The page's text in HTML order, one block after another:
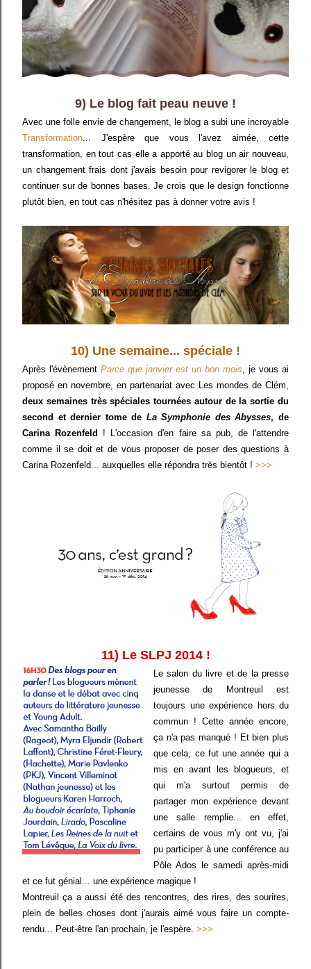
9) Le blog fait peau neuve !
Avec une folle envie de changement, le blog a subi une incroyable
Transformation ... J'espère que vous l'avez aimée, cette
transformation, en tout cas elle a apporté au blog un air nouveau,
un changement frais dont j'avais besoin pour revigorer le blog et
continuer sur de bonnes bases. Je crois que le design fonctionne
plutôt bien, en tout cas n'hésitez pas à donner votre avis !
10) Une semaine... spéciale !
Après l'évènement Parce que janvier est un bon mois , je vous ai
proposé en novembre, en partenariat avec Les mondes de Clém,
deux semaines très spéciales tournées autour de la sortie du
second et dernier tome de La Symphonie des Abysses, de
Carina Rozenfeld
! L'occasion d'en faire sa pub, de l'attendre
comme il se doit et de vous proposer de poser des questions à
Carina Rozenfeld... auxquelles elle répondra très bientôt ! >>>
11) Le SLPJ 2014 !
Le salon du livre et de la presse
jeunesse de Montreuil est
toujours une expérience hors du
commun ! Cette année encore,
ça n'a pas manqué ! Et bien plus
que cela, ce fut une année qui a
mis en avant les blogueurs, et
qui m'a surtout permis de
partager mon expérience devant
une salle remplie... en effet,
certains de vous m'y ont vu, j'ai
pu participer à une conférence au
Pôle Ados le samedi après-midi
et ce fut génial... une expérience magique !
Montreuil ça a aussi été des rencontres, des rires, des sourires,
plein de belles choses dont j'aurais aimé vous faire un compte-
rendu... Peut-être l'an prochain, je l'espère. >>>